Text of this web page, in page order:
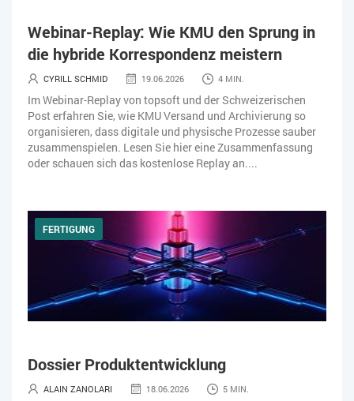
Webinar-Replay: Wie KMU den Sprung in
die hybride Korrespondenz meistern
CYRILL SCHMID 19.06.2026 4 MIN.
Im Webinar-Replay von topsoft und der Schweizerischen
Post erfahren Sie, wie KMU Versand und Archivierung so
organisieren, dass digitale und physische Prozesse sauber
zusammenspielen. Lesen Sie hier eine Zusammenfassung
oder schauen sich das kostenlose Replay an....
FERTIGUNG
Dossier Produktentwicklung
ALAIN ZANOLARI 18.06.2026 5 MIN.